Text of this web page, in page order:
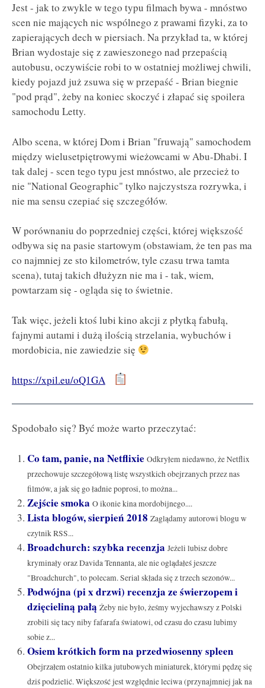
Jest - jak to zwykle w tego typu filmach bywa - mnóstwo
scen nie mających nic wspólnego z prawami fizyki, za to
zapierających dech w piersiach. Na przykład ta, w której
Brian wydostaje się z zawieszonego nad przepaścią
autobusu, oczywiście robi to w ostatniej możliwej chwili,
kiedy pojazd już zsuwa się w przepaść - Brian biegnie
"pod prąd", żeby na koniec skoczyć i złapać się spoilera
samochodu Letty.
Albo scena, w której Dom i Brian "fruwają" samochodem
między wielusetpiętrowymi wieżowcami w Abu-Dhabi. I
tak dalej - scen tego typu jest mnóstwo, ale przecież to
nie "National Geographic" tylko najczystsza rozrywka, i
nie ma sensu czepiać się szczegółów.
W porównaniu do poprzedniej części, której większość
odbywa się na pasie startowym (obstawiam, że ten pas ma
co najmniej ze sto kilometrów, tyle czasu trwa tamta
scena), tutaj takich dłużyzn nie ma i - tak, wiem,
powtarzam się - ogląda się to świetnie.
Tak więc, jeżeli ktoś lubi kino akcji z płytką fabułą,
fajnymi autami i dużą ilością strzelania, wybuchów i
mordobicia, nie zawiedzie się
https://xpil.eu/oQ1GA
Spodobało się? Być może warto przeczytać:
Co tam, panie, na Netflixie Odkryłem niedawno, że Netflix
przechowuje szczegółową listę wszystkich obejrzanych przez nas
filmów, a jak się go ładnie poprosi, to można...
Zejście smoka O ikonie kina mordobijnego....
Lista blogów, sierpień 2018 Zaglądamy autorowi blogu w
czytnik RSS...
Broadchurch: szybka recenzja Jeżeli lubisz dobre
kryminały oraz Davida Tennanta, ale nie oglądałeś jeszcze
"Broadchurch", to polecam. Serial składa się z trzech sezonów...
Podwójna (pi x drzwi) recenzja ze świerzopem i
dzięcieliną pałą Żeby nie było, żeśmy wyjechawszy z Polski
zrobili się tacy niby fafarafa światowi, od czasu do czasu lubimy
sobie z...
Osiem krótkich form na przedwiosenny spleen
Obejrzałem ostatnio kilka jutubowych miniaturek, którymi pędzę się
dziś podzielić. Większość jest względnie leciwa (przynajmniej jak na